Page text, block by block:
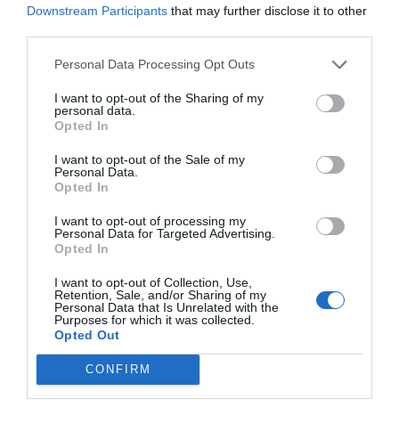
Downstream Participants that may further disclose it to other
Personal Data Processing Opt Outs
I want to opt-out of the Sharing of my
personal data.
Opted In
I want to opt-out of the Sale of my
Personal Data.
Opted In
I want to opt-out of processing my
Personal Data for Targeted Advertising.
Opted In
I want to opt-out of Collection, Use,
Retention, Sale, and/or Sharing of my
Personal Data that Is Unrelated with the
Purposes for which it was collected.
Opted Out
CONFIRM